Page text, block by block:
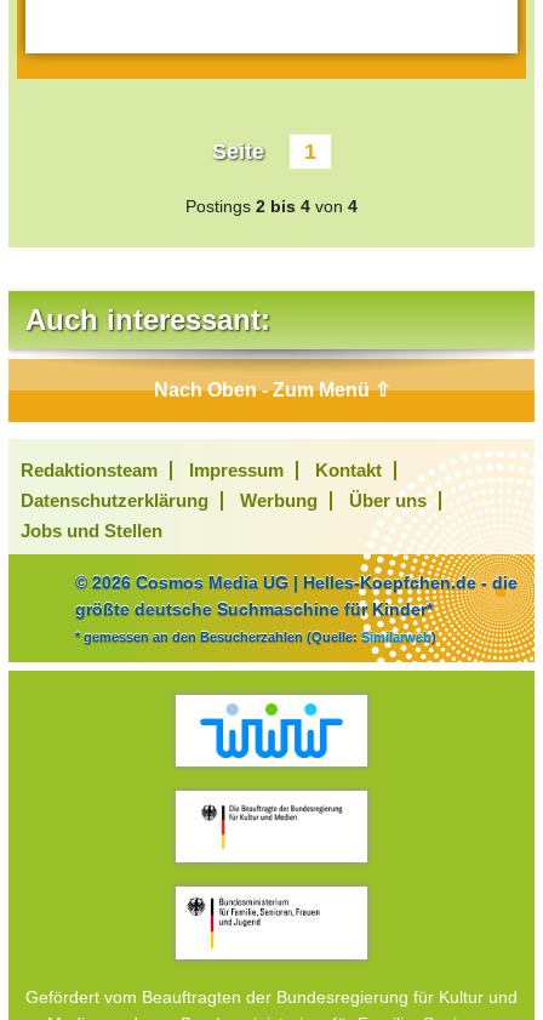
Seite 1
Postings 2 bis 4 von 4
Auch interessant:
Nach Oben - Zum Menü ⇧
Redaktionsteam Impressum
Kontakt
Datenschutzerklärung
Werbung
Über uns
Jobs und Stellen
© 2026 Cosmos Media UG | Helles-Koepfchen.de - die
größte deutsche Suchmaschine für Kinder*
* gemessen an den Besucherzahlen (Quelle: Similarweb)
Gefördert vom Beauftragten der Bundesregierung für Kultur und